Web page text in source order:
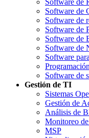
Software de
Software de
Software de
Software de
Software de
Software
Software de
Gestión de TI
Sistemas
Gestión de
Análisis de
Monitoreo
MSP